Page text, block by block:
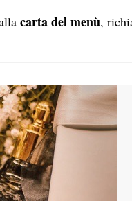
carta del menù,